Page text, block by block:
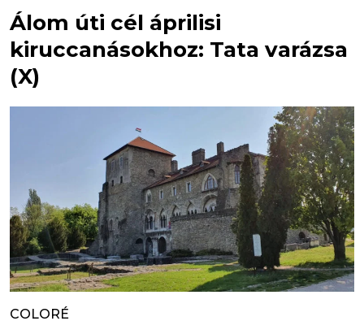
Álom úti cél áprilisi
kiruccanásokhoz: Tata varázsa
(X)
COLORÉ